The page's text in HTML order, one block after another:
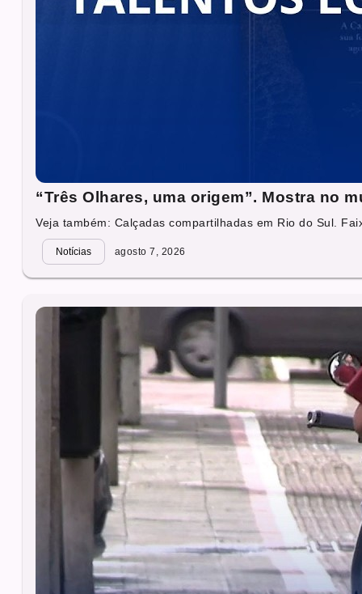
“Três Olhares, uma origem”. Mostra no
Veja também: Calçadas compartilhadas em Rio do Sul.
Notícias agosto 7, 2026